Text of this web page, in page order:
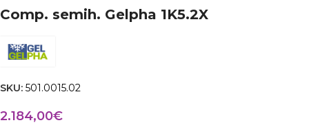
Comp. semih. Gelpha 1K5.2X
SKU: 501.0015.02
2.184,00€